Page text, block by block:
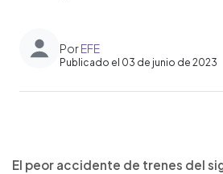
PorEFE
Publicado el 03 de junio de 2023
Escuchar artículo
El peor accidente de trenes del